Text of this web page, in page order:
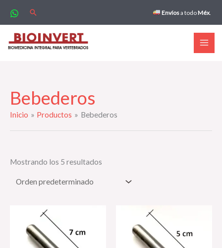
Buscar Envíosa todoMéx.
Bebederos
Inicio Productos Bebederos
Mostrando los 5 resultados